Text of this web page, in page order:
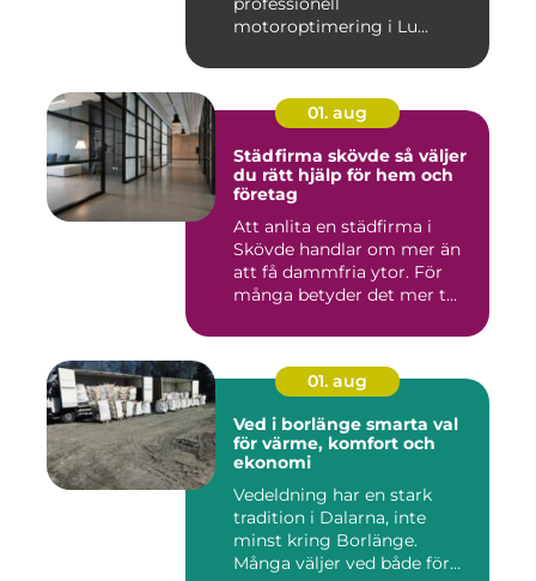
motoroptimering i Lu...
01. aug
Städfirma skövde så väljer
du rätt hjälp för hem och
företag
Att anlita en städfirma i
Skövde handlar om mer än
att få dammfria ytor. För
många betyder det mer t...
01. aug
Ved i borlänge smarta val
för värme, komfort och
ekonomi
Vedeldning har en stark
tradition i Dalarna, inte
minst kring Borlänge.
Många väljer ved både för